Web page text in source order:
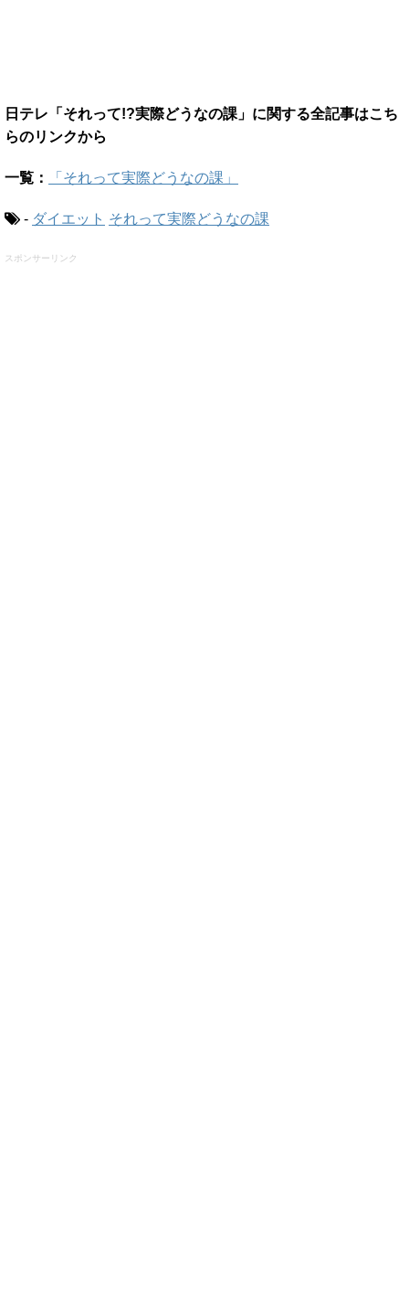
日テレ「それって!?実際どうなの課」に関する全記事はこち
らのリンクから
一覧： 「それって実際どうなの課」
- ダイエット それって実際どうなの課
スポンサーリンク